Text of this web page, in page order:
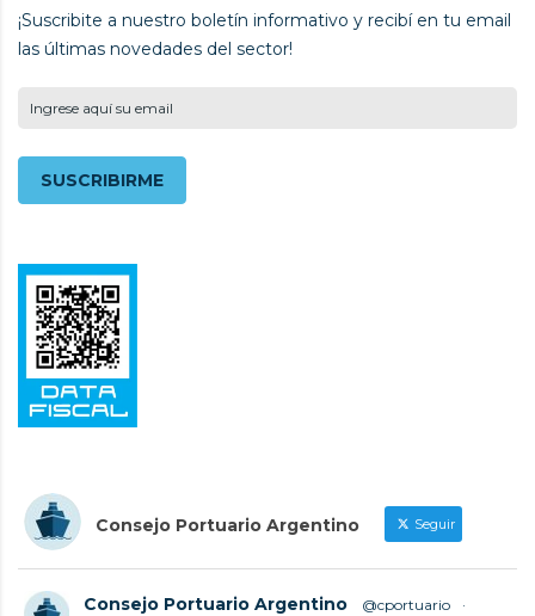
¡Suscribite a nuestro boletín informativo y recibí en tu email
las últimas novedades del sector!
Consejo Portuario Argentino Seguir
Consejo Portuario Argentino @cportuario
·